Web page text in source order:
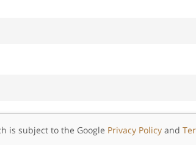
is subject to the Google Privacy Policy and